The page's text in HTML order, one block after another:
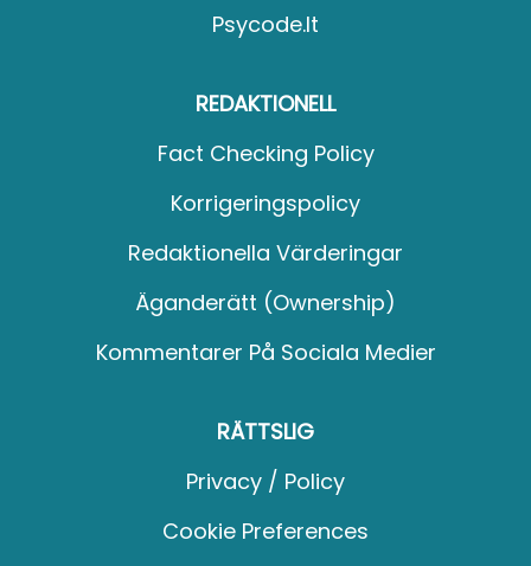
Psycode.it
REDAKTIONELL
Fact Checking Policy
Korrigeringspolicy
Redaktionella Värderingar
Äganderätt (Ownership)
Kommentarer På Sociala Medier
RÄTTSLIG
Privacy / Policy
Cookie Preferences